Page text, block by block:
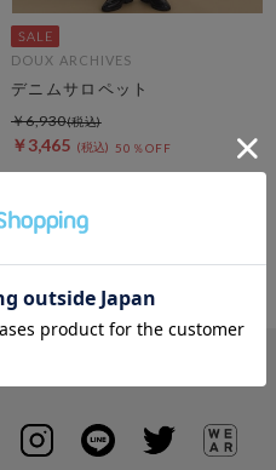
DOUX ARCHIVES
デニムサロペット
￥3,465 50％OFF
￥6,930
件